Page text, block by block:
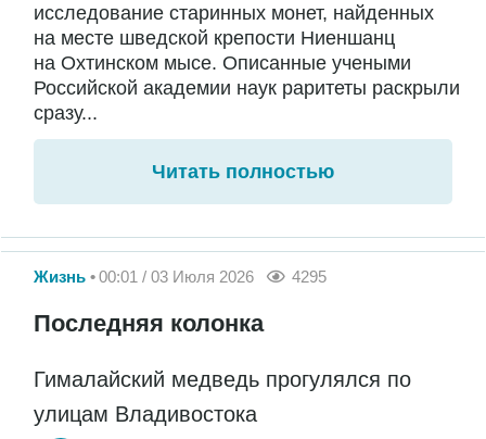
исследование старинных монет, найденных
на месте шведской крепости Ниеншанц
на Охтинском мысе. Описанные учеными
Российской академии наук раритеты раскрыли
сразу...
Читать полностью
Жизнь 00:01 / 03 Июля 2026 4295
Последняя колонка
Гималайский медведь прогулялся по
улицам Владивостока